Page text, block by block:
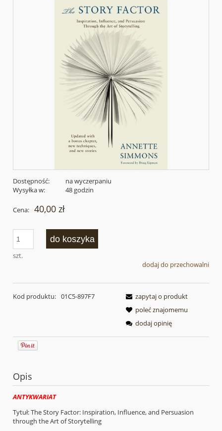
Dostępność:
na wyczerpaniu
Wysyłka w:
48 godzin
Cena: 40,00 zł
szt.
do koszyka
dodaj do przechowalni
Kod produktu: 01C5-897F7
zapytaj o produkt
poleć znajomemu
dodaj opinię
Opis
ANTYKWARIAT
Tytuł: The Story Factor: Inspiration, Influence, and Persuasion
through the Art of Storytelling